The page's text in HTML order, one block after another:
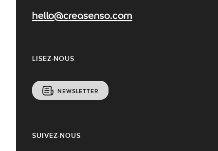
hello@creasenso.com
LISEZ-NOUS
NEWSLETTER
SUIVEZ-NOUS